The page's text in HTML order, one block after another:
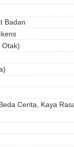
Badan
Otak)
Cerita, Kaya